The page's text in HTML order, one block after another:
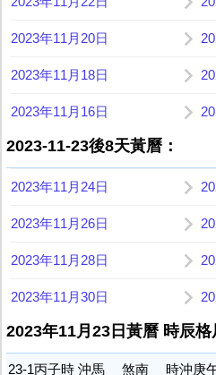
2023年11月20日
2023年11月18日
2023年11月16日
2023-11-23後8天黃曆：
2023年11月24日
2023年11月26日
2023年11月28日
2023年11月30日
2023年11月23日黃曆 時辰格
23-1丙子時 沖馬 煞南 時沖